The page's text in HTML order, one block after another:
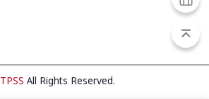
All Rights Reserved.